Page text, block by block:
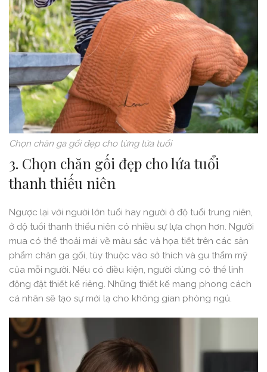
Chọn chăn ga gối đẹp cho từng lứa tuổi
3. Chọn chăn gối đẹp cho lứa tuổi
thanh thiếu niên
Ngược lại với người lớn tuổi hay người ở độ tuổi trung niên,
ở độ tuổi thanh thiếu niên có nhiều sự lựa chọn hơn. Người
mua có thể thoải mái về màu sắc và họa tiết trên các sản
phẩm chăn ga gối, tùy thuộc vào sở thích và gu thẩm mỹ
của mỗi người. Nếu có điều kiện, người dùng có thể linh
động đặt thiết kế riêng. Những thiết kế mang phong cách
cá nhân sẽ tạo sự mới lạ cho không gian phòng ngủ.